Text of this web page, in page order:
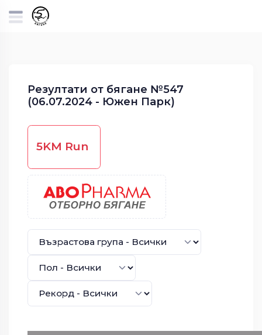
Резултати от бягане №547
(06.07.2024 - Южен Парк)
5KM Run